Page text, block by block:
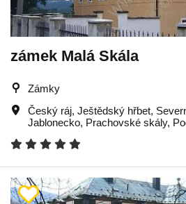
zámek Malá Skála
Zámky
Český ráj, Ještědský hřbet,
Jablonecko, Prachovské skály,